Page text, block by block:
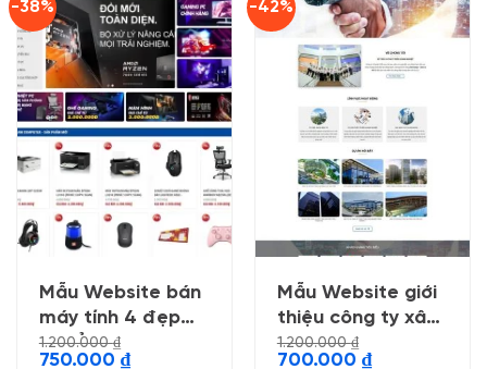
-38%
Mẫu Website bán
máy tính 4 đẹp
chuẩn seo
1.200.000₫
Giá
750.000 ₫Giá
-42%
Mẫu Website giới
thiệu công ty xây
dựng 4
1.200.000₫
Giá
700.000 ₫Giá